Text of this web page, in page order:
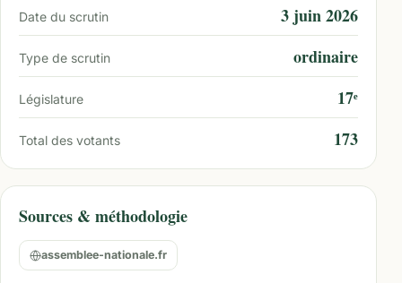
Date du scrutin 3 juin 2026
Type de scrutin ordinaire
Législature 17ᵉ
Total des votants 173
Sources & méthodologie
assemblee-nationale.fr